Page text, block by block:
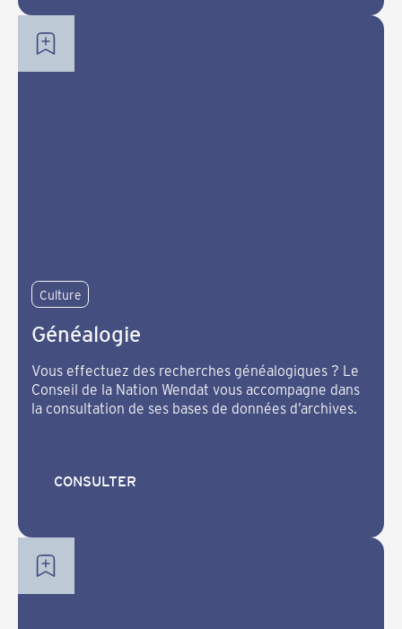
Culture
Généalogie
Vous effectuez des recherches généalogiques ? Le
Conseil de la Nation Wendat vous accompagne dans
la consultation de ses bases de données d’archives.
CONSULTER
CONSULTER